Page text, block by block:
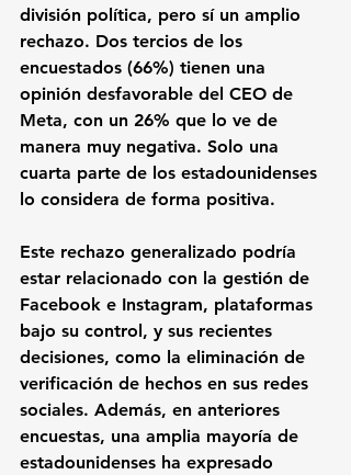
división política, pero sí un amplio
rechazo. Dos tercios de los
encuestados (66%) tienen una
opinión desfavorable del CEO de
Meta, con un 26% que lo ve de
manera muy negativa. Solo una
cuarta parte de los estadounidenses
lo considera de forma positiva.
Este rechazo generalizado podría
estar relacionado con la gestión de
Facebook e Instagram, plataformas
bajo su control, y sus recientes
decisiones, como la eliminación de
verificación de hechos en sus redes
sociales. Además, en anteriores
encuestas, una amplia mayoría de
estadounidenses ha expresado